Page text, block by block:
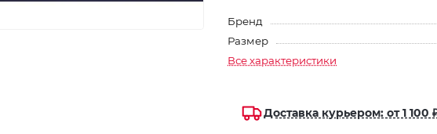
Бренд
Размер
Все характеристики
Доставка курьером: от 1 100